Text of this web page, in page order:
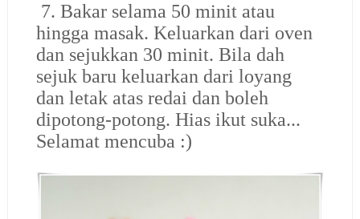
7. Bakar selama 50 minit atau
hingga masak. Keluarkan dari oven
dan sejukkan 30 minit. Bila dah
sejuk baru keluarkan dari loyang
dan letak atas redai dan boleh
dipotong-potong. Hias ikut suka...
Selamat mencuba :)